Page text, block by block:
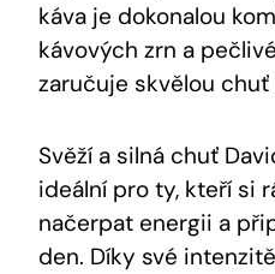
káva je dokonalou
kávových zrn a
zaručuje skvělou chuť
Svěží a silná chuť
ideální pro ty, kteří si
načerpat energii a
den. Díky své